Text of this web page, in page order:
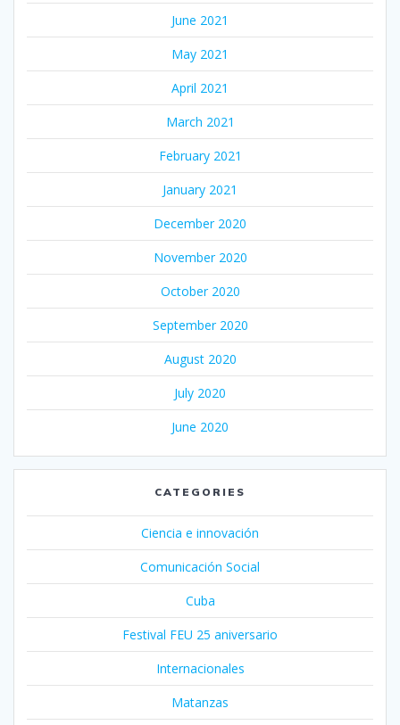
June 2021
May 2021
April 2021
March 2021
February 2021
January 2021
December 2020
November 2020
October 2020
September 2020
August 2020
July 2020
June 2020
CATEGORIES
Ciencia e innovación
Comunicación Social
Cuba
Festival FEU 25 aniversario
Internacionales
Matanzas